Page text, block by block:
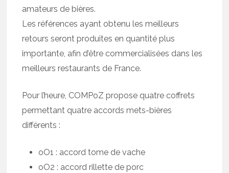
amateurs de bières.
Les références ayant obtenu les meilleurs
retours seront produites en quantité plus
importante, afin d’être commercialisées dans les
meilleurs restaurants de France.
Pour l’heure, COMPoZ propose quatre coffrets
permettant quatre accords mets-bières
différents :
oO1 : accord tome de vache
oO2 : accord rillette de porc